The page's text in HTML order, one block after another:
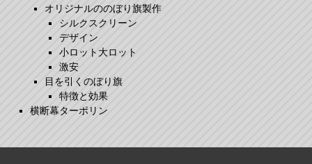
オリジナルののぼり旗製作
シルクスクリーン
デザイン
小ロット大ロット
激安
目を引くのぼり旗
特徴と効果
横断幕ターポリン